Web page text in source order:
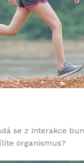
se z interakce
organismus?